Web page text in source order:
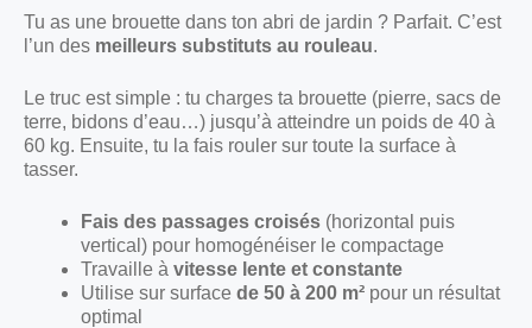
Tu as une brouette dans ton abri de jardin ? Parfait. C’est
l’un des meilleurs substituts au rouleau.
Le truc est simple : tu charges ta brouette (pierre, sacs de
terre, bidons d’eau…) jusqu’à atteindre un poids de 40 à
60 kg. Ensuite, tu la fais rouler sur toute la surface à
tasser.
Fais des passages croisés (horizontal puis
vertical) pour homogénéiser le compactage
Travaille à vitesse lente et constante
Utilise sur surface de 50 à 200 m² pour un résultat
optimal